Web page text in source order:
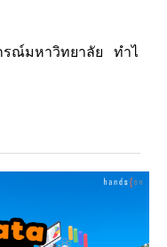
รณ์มหาวิทยาลัย ทำไ